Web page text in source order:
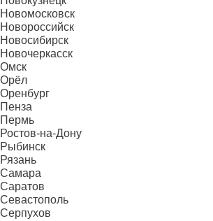
Новомосковск
Новороссийск
Новосибирск
Новочеркасск
Омск
Орёл
Оренбург
Пенза
Пермь
Ростов-на-Дону
Рыбинск
Рязань
Самара
Саратов
Севастополь
Серпухов